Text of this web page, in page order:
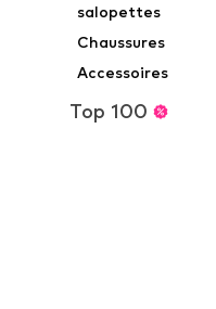
salopettes
Chaussures
Accessoires
Top 100